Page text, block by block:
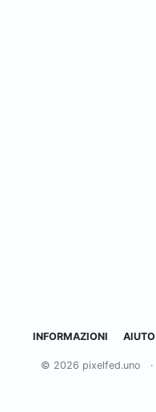
INFORMAZIONI AIUTO
© 2026 pixelfed.uno ·